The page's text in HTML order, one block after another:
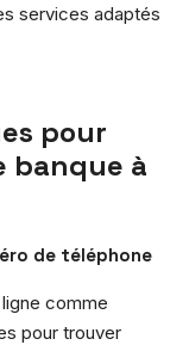
services adaptés
pour
banque à
de téléphone
comme
pour trouver